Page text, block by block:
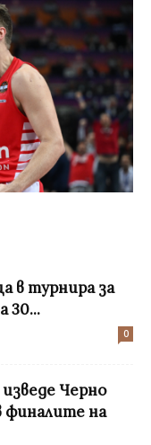
в турнира за
30...
0
Черно
финалите на